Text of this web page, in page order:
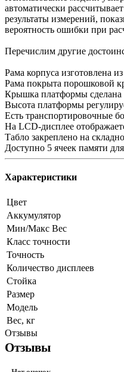
автоматически
результаты измерений,
вероятность ошибки при
Перечислим другие
Рама корпуса изготовлена
Рама покрыта порошковой
Крышка платформы сделана
Высота платформы
Есть транспортировочные
На LCD-дисплее
Табло закреплено на
Доступно 5 ячеек памяти
Характеристики
Цвет
Аккумулятор
Мин/Макс Вес
Класс точности
Точность
Количество дисплеев
Стойка
Размер
Модель
Вес, кг
Отзывы
Отзывы